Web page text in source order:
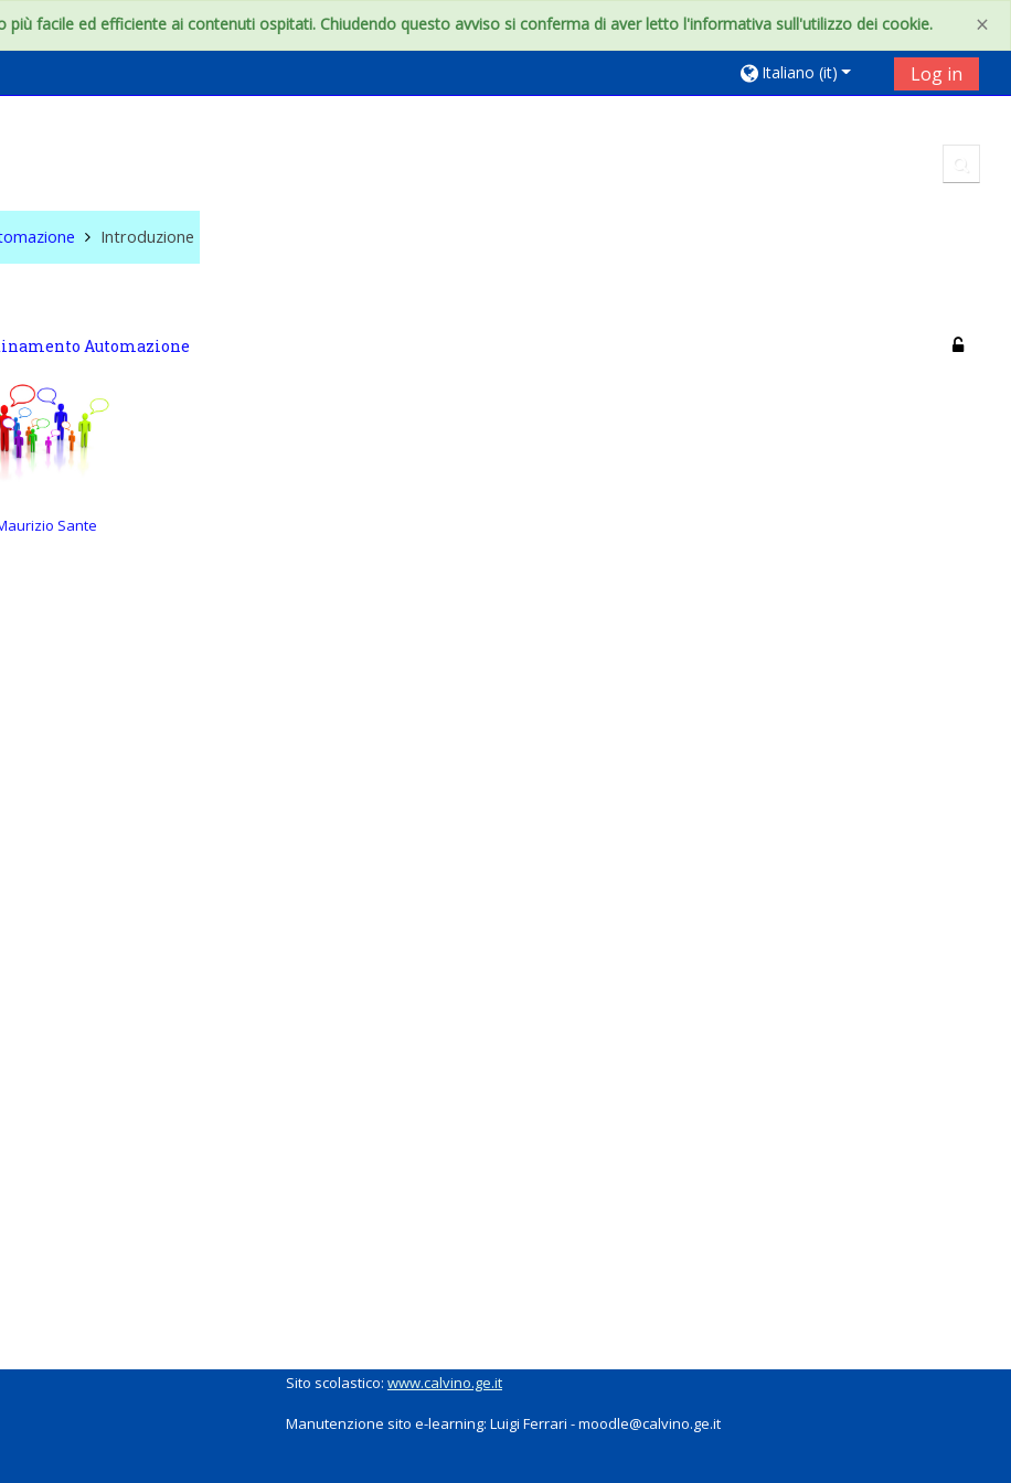
×
facile ed efficiente ai contenuti ospitati. Chiudendo questo avviso si conferma di aver letto l'informativa sull'utilizzo dei cookie.
Italiano ‎(it)‎ Log in
Introduzione
Automazione
Sante
Sito scolastico: www.calvino.ge.it
Manutenzione sito e-learning: Luigi Ferrari - moodle@calvino.ge.it